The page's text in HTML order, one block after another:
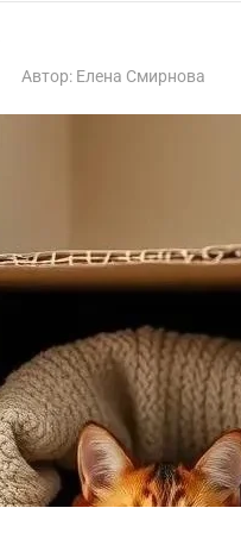
Автор: Елена Смирнова